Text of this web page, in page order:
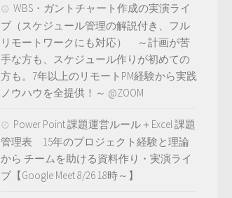
WBS・ガントチャート作成の実演ライ
ブ（スケジュール管理の解説付き、フル
リモートワークにも対応） ～計画が苦
手な方も、スケジュール作りが初めての
方も。7年以上のリモートPM経験から実践
ノウハウを全提供！～ @ZOOM
Power Point 課題運営ルール＋Excel 課題
管理表 15年のプロジェクト経験と理論
から チームを助ける資料作り・実演ライ
ブ【Google Meet 8/26 18時～】